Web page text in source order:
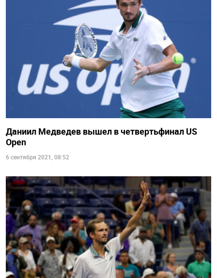
Даниил Медведев вышел в четвертьфинал US
Open
6 сентября 2021, 08:52